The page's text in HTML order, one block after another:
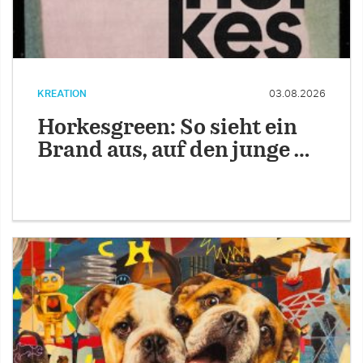
KREATION 03.08.2026
Horkesgreen: So sieht ein
Brand aus, auf den junge …